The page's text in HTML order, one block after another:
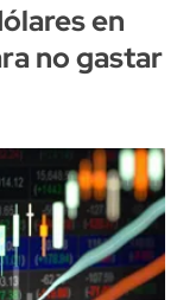
en
no gastar